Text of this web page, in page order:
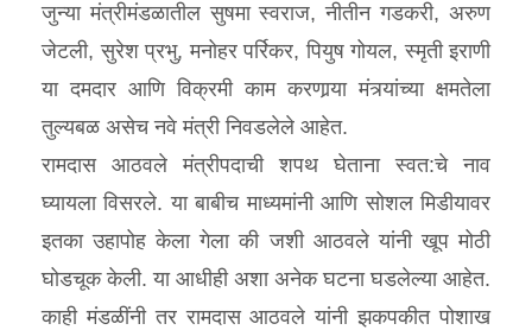
जुन्या मंत्रीमंडळातील सुषमा स्वराज, नीतीन गडकरी, अरुण
जेटली, सुरेश प्रभु, मनोहर पर्रिकर, पियुष गोयल, स्मृती इराणी
या दमदार आणि विक्रमी काम करणार्‍या मंत्र्यांच्या क्षमतेला
तुल्यबळ असेच नवे मंत्री निवडलेले आहेत.
रामदास आठवले मंत्रीपदाची शपथ घेताना स्वत:चे नाव
घ्यायला विसरले. या बाबीच माध्यमांनी आणि सोशल मिडीयावर
इतका उहापोह केला गेला की जशी आठवले यांनी खूप मोठी
घोडचूक केली. या आधीही अशा अनेक घटना घडलेल्या आहेत.
काही मंडळींनी तर रामदास आठवले यांनी झकपकीत पोशाख